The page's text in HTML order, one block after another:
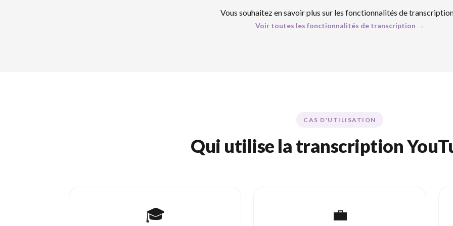
Vous souhaitez en savoir plus sur les fonctionnalités de
Voir toutes les fonctionnalités de transcription →
CAS D'UTILISATION
Qui utilise la transcription
🎓 💼